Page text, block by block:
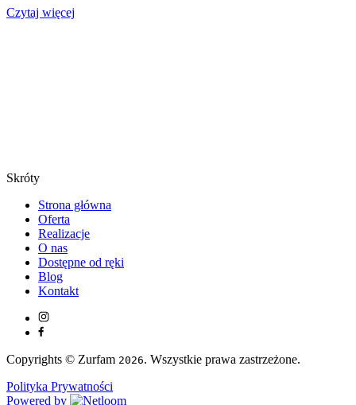
Czytaj więcej
Skróty
Strona główna
Oferta
Realizacje
O nas
Dostępne od ręki
Blog
Kontakt
Copyrights © Zurfam 2026. Wszystkie prawa zastrzeżone.
Polityka Prywatności
Powered by